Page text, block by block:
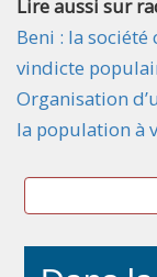
Lire aussi sur
Beni : la société
vindicte
Organisation
la population à